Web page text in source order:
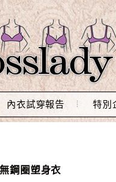
內衣試穿報告 特別
鋼圈塑身衣